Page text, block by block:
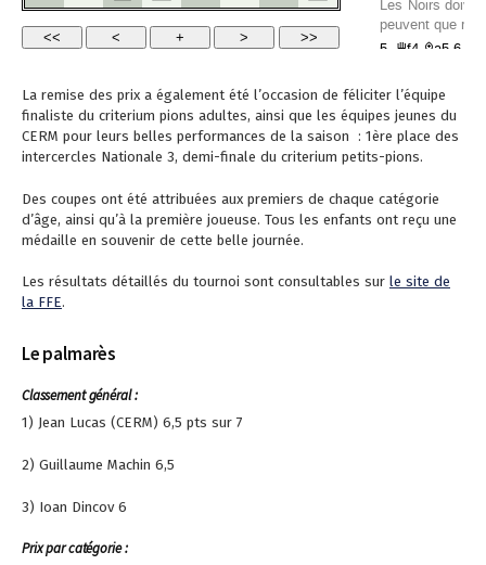
La remise des prix a également été l’occasion de féliciter l’équipe
finaliste du criterium pions adultes, ainsi que les équipes jeunes du
CERM pour leurs belles performances de la saison : 1ère place des
intercercles Nationale 3, demi-finale du criterium petits-pions.
Des coupes ont été attribuées aux premiers de chaque catégorie
d’âge, ainsi qu’à la première joueuse. Tous les enfants ont reçu une
médaille en souvenir de cette belle journée.
Les résultats détaillés du tournoi sont consultables sur le site de
la FFE.
Le palmarès
Classement général :
1) Jean Lucas (CERM) 6,5 pts sur 7
2) Guillaume Machin 6,5
3) Ioan Dincov 6
Prix par catégorie :